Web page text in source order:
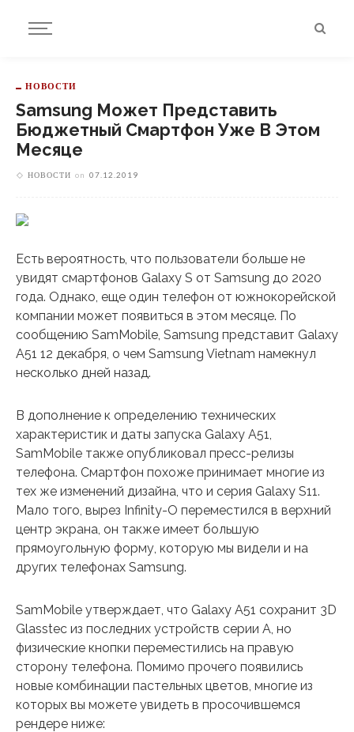
НОВОСТИ
Samsung Может Представить
Бюджетный Смартфон Уже В Этом
Месяце
НОВОСТИ on 07.12.2019
Есть вероятность, что пользователи больше не
увидят смартфонов Galaxy S от Samsung до 2020
года. Однако, еще один телефон от южнокорейской
компании может появиться в этом месяце. По
сообщению SamMobile, Samsung представит Galaxy
A51 12 декабря, о чем Samsung Vietnam намекнул
несколько дней назад.
В дополнение к определению технических
характеристик и даты запуска Galaxy A51,
SamMobile также опубликовал пресс-релизы
телефона. Смартфон похоже принимает многие из
тех же изменений дизайна, что и серия Galaxy S11.
Мало того, вырез Infinity-O переместился в верхний
центр экрана, он также имеет большую
прямоугольную форму, которую мы видели и на
других телефонах Samsung.
SamMobile утверждает, что Galaxy A51 сохранит 3D
Glasstec из последних устройств серии A, но
физические кнопки переместились на правую
сторону телефона. Помимо прочего появились
новые комбинации пастельных цветов, многие из
которых вы можете увидеть в просочившемся
рендере ниже: